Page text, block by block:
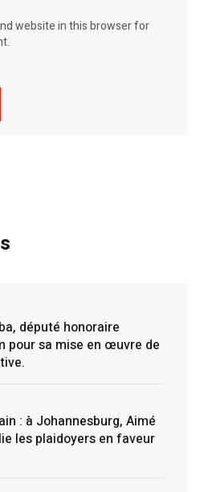
website in this browser for
député honoraire
pour sa mise en œuvre de
: à Johannesburg, Aimé
les plaidoyers en faveur